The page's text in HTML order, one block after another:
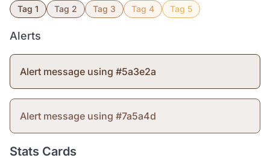
Tag 1 Tag 2 Tag 3 Tag 4 Tag 5
Alerts
Alert message using #5a3e2a
Alert message using #7a5a4d
Stats Cards